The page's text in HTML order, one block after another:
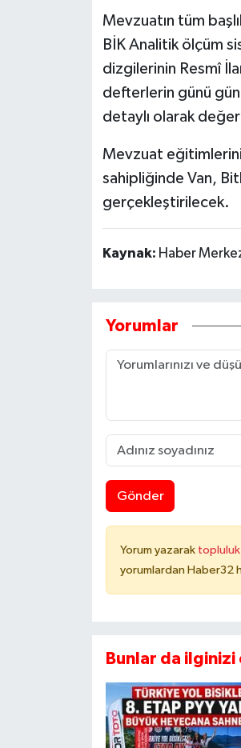
Mevzuatın tüm
BİK Analitik ölçüm
dizgilerinin Resmî
defterlerin günü
detaylı olarak
Mevzuat
sahipliğinde Van,
gerçekleştirilecek.
Kaynak: Haber
Yorumlar
Gönder
Yorum yazarak topluluk
yorumlardan Haber32
Bunlar da